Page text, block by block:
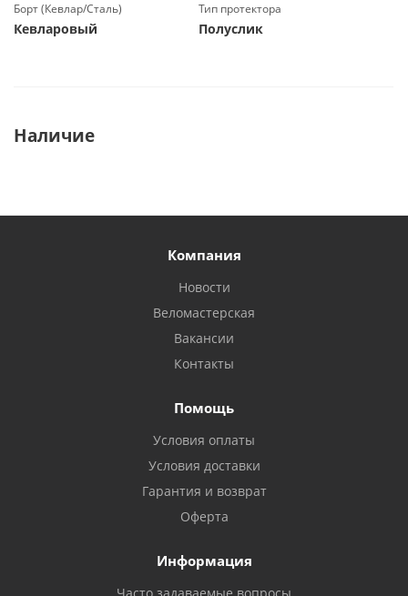
Борт (Кевлар/Сталь)
Кевларовый
Тип протектора
Полуслик
Наличие
Компания
Новости
Веломастерская
Вакансии
Контакты
Помощь
Условия оплаты
Условия доставки
Гарантия и возврат
Оферта
Информация